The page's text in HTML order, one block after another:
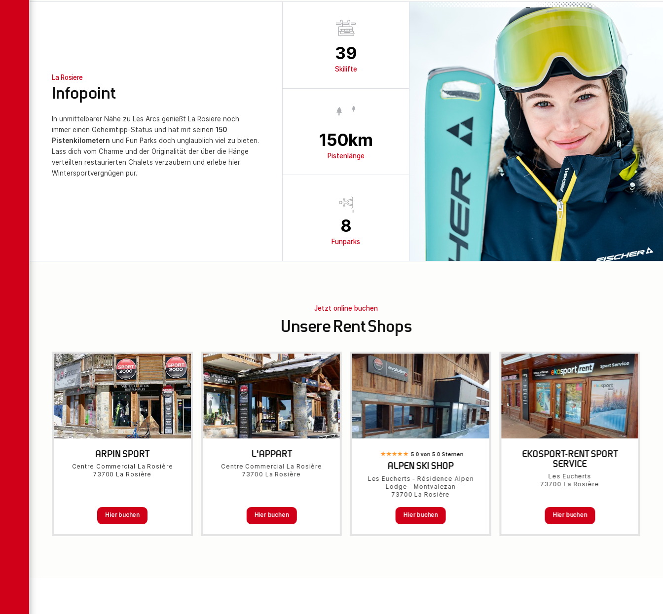
La Rosiere
Infopoint
In unmittelbarer Nähe zu Les Arcs genießt La Rosiere noch
immer einen Geheimtipp-Status und hat mit seinen150
Pistenkilometern und Fun Parks doch unglaublich viel zu bieten.
Lass dich vom Charme und der Originalität der über die Hänge
verteilten restaurierten Chalets verzaubern und erlebe hier
Wintersportvergnügen pur.
39
Skilifte
150km
Pistenlänge
8
Funparks
Jetzt online buchen
Unsere Rent Shops
ARPIN SPORT
Centre Commercial La Rosière
73700 La Rosière
Hier buchen
L'APPART
Centre Commercial La Rosière
73700 La Rosière
Hier buchen
5.0 von 5.0 Sternen
ALPEN SKI SHOP
Les Eucherts - Résidence Alpen
Lodge - Montvalezan
73700 La Rosière
Hier buchen
EKOSPORT-RENT SPORT
SERVICE
Les Eucherts
73700 La Rosière
Hier buchen